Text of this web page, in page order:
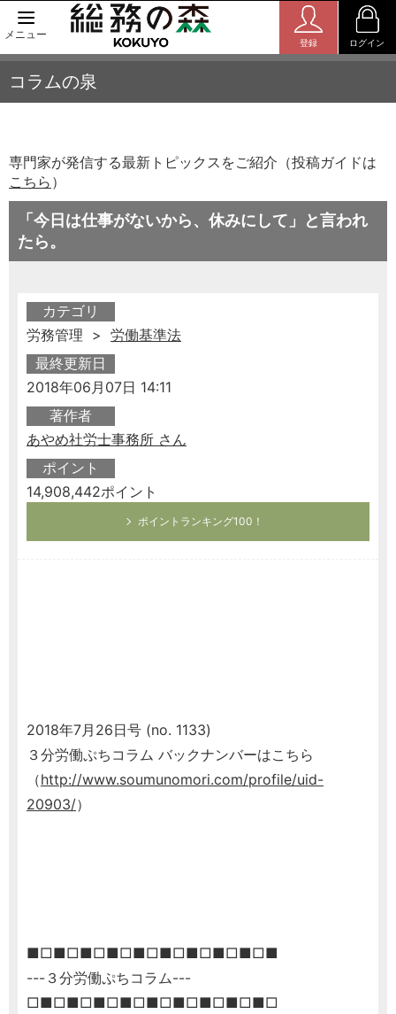
メニュー
登録 ログイン
コラムの泉
専門家が発信する最新トピックスをご紹介（投稿ガイドは
こちら ）
「今日は仕事がないから、休みにして」と言われ
たら。
カテゴリ
労務管理 > 労働基準法
最終更新日
2018年06月07日 14:11
著作者
あやめ社労士事務所 さん
ポイント
14,908,442ポイント
ポイントランキング100！
2018年7月26日号 (no. 1133)
３分労働ぷちコラム バックナンバーはこちら
（http://www.soumunomori.com/profile/uid-
20903/）
■□■□■□■□■□■□■□■□■□■
---３分労働ぷちコラム---
□■□■□■□■□■□■□■□■□■□